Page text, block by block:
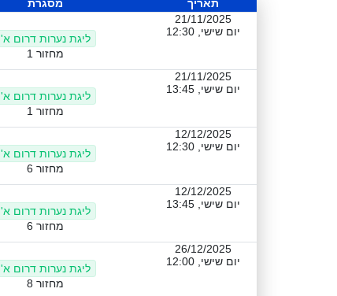
תאריך מסגרת
21/11/2025
יום שישי, 12:30
ליגת נערות דרום א'
מחזור 1
21/11/2025
יום שישי, 13:45
ליגת נערות דרום א'
מחזור 1
12/12/2025
יום שישי, 12:30
ליגת נערות דרום א'
מחזור 6
12/12/2025
יום שישי, 13:45
ליגת נערות דרום א'
מחזור 6
26/12/2025
יום שישי, 12:00
ליגת נערות דרום א'
מחזור 8